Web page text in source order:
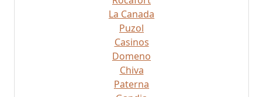
La Canada
Puzol
Casinos
Domeno
Chiva
Paterna